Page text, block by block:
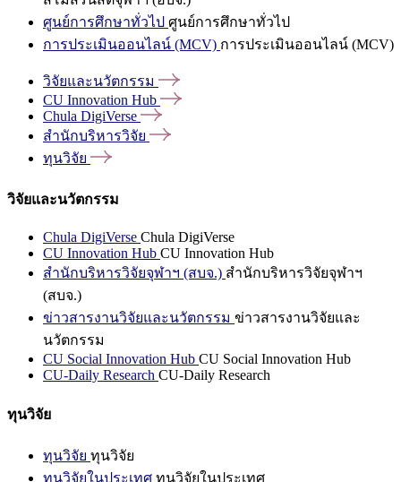
ศูนย์การศึกษาทั่วไป ศูนย์การศึกษาทั่วไป
การประเมินออนไลน์ (MCV) การประเมินออนไลน์ (MCV)
วิจัยและนวัตกรรม
CU Innovation Hub
Chula DigiVerse
สำนักบริหารวิจัย
ทุนวิจัย
วิจัยและนวัตกรรม
Chula DigiVerse Chula DigiVerse
CU Innovation Hub CU Innovation Hub
สำนักบริหารวิจัยจุฬาฯ (สบจ.) สำนักบริหารวิจัยจุฬาฯ
(สบจ.)
ข่าวสารงานวิจัยและนวัตกรรม ข่าวสารงานวิจัยและ
นวัตกรรม
CU Social Innovation Hub CU Social Innovation Hub
CU-Daily Research CU-Daily Research
ทุนวิจัย
ทุนวิจัย ทุนวิจัย
ทุนวิจัยในประเทศ ทุนวิจัยในประเทศ